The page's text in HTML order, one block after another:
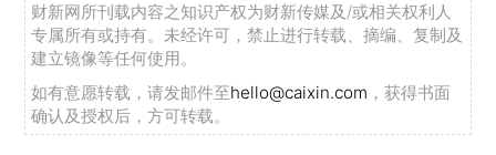
财新网所刊载内容之知识产权为财新传媒及/或相关权利人
专属所有或持有。未经许可，禁止进行转载、摘编、复制及
建立镜像等任何使用。
如有意愿转载，请发邮件至hello@caixin.com ，获得书面
确认及授权后，方可转载。